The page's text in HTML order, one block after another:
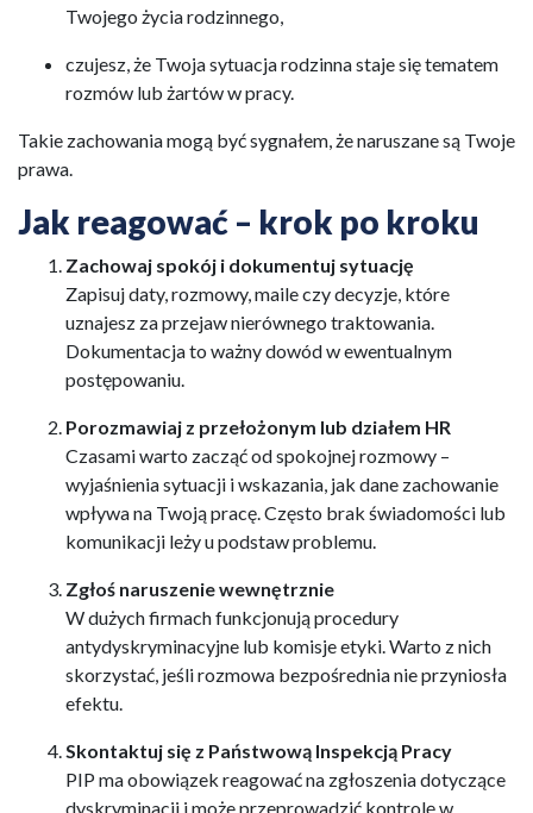
Twojego życia rodzinnego,
czujesz, że Twoja sytuacja rodzinna staje się tematem
rozmów lub żartów w pracy.
Takie zachowania mogą być sygnałem, że naruszane są Twoje
prawa.
Jak reagować – krok po kroku
Zachowaj spokój i dokumentuj sytuację
Zapisuj daty, rozmowy, maile czy decyzje, które
uznajesz za przejaw nierównego traktowania.
Dokumentacja to ważny dowód w ewentualnym
postępowaniu.
Porozmawiaj z przełożonym lub działem HR
Czasami warto zacząć od spokojnej rozmowy –
wyjaśnienia sytuacji i wskazania, jak dane zachowanie
wpływa na Twoją pracę. Często brak świadomości lub
komunikacji leży u podstaw problemu.
Zgłoś naruszenie wewnętrznie
W dużych firmach funkcjonują procedury
antydyskryminacyjne lub komisje etyki. Warto z nich
skorzystać, jeśli rozmowa bezpośrednia nie przyniosła
efektu.
Skontaktuj się z Państwową Inspekcją Pracy
PIP ma obowiązek reagować na zgłoszenia dotyczące
dyskryminacji i może przeprowadzić kontrolę w